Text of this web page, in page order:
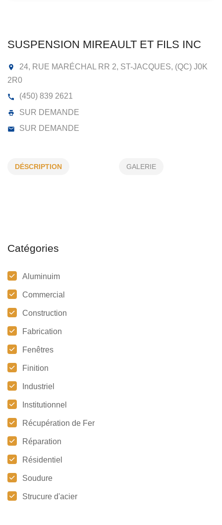
SUSPENSION MIREAULT ET FILS INC
DÉSCRIPTION GALERIE
Catégories
Aluminuim
Commercial
Construction
Fabrication
Fenêtres
Finition
Industriel
Institutionnel
Récupération de Fer
Réparation
Résidentiel
Soudure
Strucure d'acier